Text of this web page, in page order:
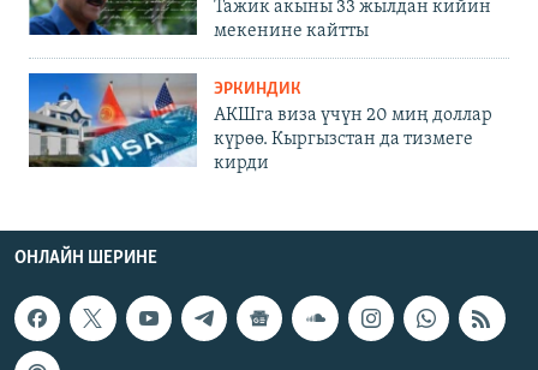
Тажик акыны 33 жылдан кийин
мекенине кайтты
ЭРКИНДИК
АКШга виза үчүн 20 миң доллар
күрөө. Кыргызстан да тизмеге
кирди
ОНЛАЙН ШЕРИНЕ